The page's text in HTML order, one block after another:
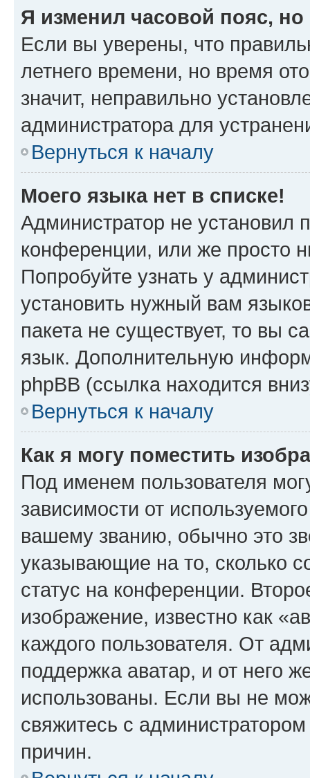
Я изменил часовой пояс,
Если вы уверены, что
летнего времени, но время
значит, неправильно
администратора для
Вернуться к началу
Моего языка нет в списке!
Администратор не установил
конференции, или же просто
Попробуйте узнать у
установить нужный вам
пакета не существует, то вы
язык. Дополнительную
phpBB (ссылка находится
Вернуться к началу
Как я могу поместить
Под именем пользователя
зависимости от
вашему званию, обычно это
указывающие на то, сколько
статус на конференции.
изображение, известно как
каждого пользователя. От
поддержка аватар, и от него
использованы. Если вы не
свяжитесь с
причин.